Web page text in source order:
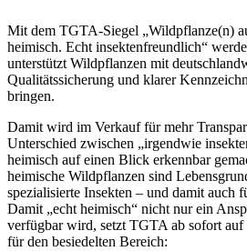
Mit dem TGTA-Siegel „Wildpflanze(n)
heimisch. Echt insektenfreundlich“
unterstützt Wildpflanzen mit
Qualitätssicherung und klarer
bringen.
Damit wird im Verkauf für mehr
Unterschied zwischen „irgendwie
heimisch auf einen Blick erkennbar
heimische Wildpflanzen sind
spezialisierte Insekten – und damit auch
Damit „echt heimisch“ nicht nur ein
verfügbar wird, setzt TGTA ab sofort
für den besiedelten Bereich: